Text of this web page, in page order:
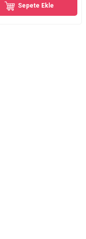
Sepete Ekle